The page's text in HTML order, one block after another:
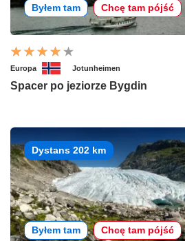
Byłem tam Chcę tam pójść
Europa Jotunheimen
Spacer po jeziorze Bygdin
Dystans 202 km
Byłem tam Chcę tam pójść